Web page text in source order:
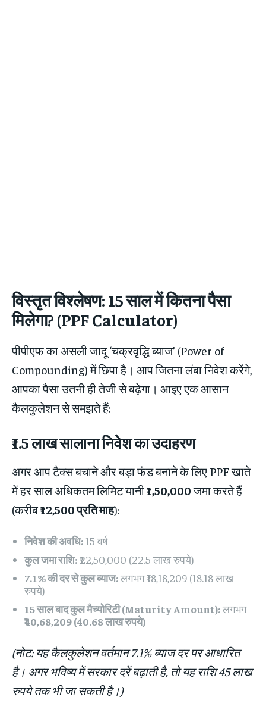
विस्तृत विश्लेषण: 15 साल में कितना पैसा
मिलेगा? (PPF Calculator)
पीपीएफ का असली जादू ‘चक्रवृद्धि ब्याज’ (Power of
Compounding) में छिपा है। आप जितना लंबा निवेश करेंगे,
आपका पैसा उतनी ही तेजी से बढ़ेगा। आइए एक आसान
कैलकुलेशन से समझते हैं:
₹1.5 लाख सालाना निवेश का उदाहरण
अगर आप टैक्स बचाने और बड़ा फंड बनाने के लिए PPF खाते
में हर साल अधिकतम लिमिट यानी₹1,50,000जमा करते हैं
(करीब₹12,500 प्रति माह):
निवेश की अवधि: 15 वर्ष
कुल जमा राशि:₹22,50,000 (22.5 लाख रुपये)
7.1% की दर से कुल ब्याज:लगभग ₹18,18,209 (18.18 लाख
रुपये)
15 साल बाद कुल मैच्योरिटी (Maturity Amount):लगभग
₹40,68,209 (40.68 लाख रुपये)
(नोट: यह कैलकुलेशन वर्तमान 7.1% ब्याज दर पर आधारित
है। अगर भविष्य में सरकार दरें बढ़ाती है, तो यह राशि 45 लाख
रुपये तक भी जा सकती है।)